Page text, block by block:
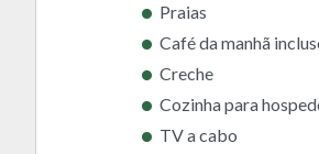
Praias
Café da manhã
Creche
Cozinha para
TV a cabo